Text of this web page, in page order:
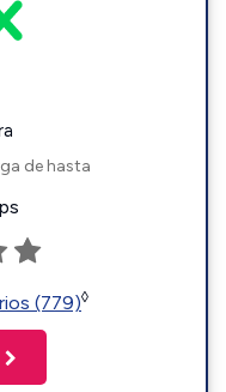
de hasta
(779)◊